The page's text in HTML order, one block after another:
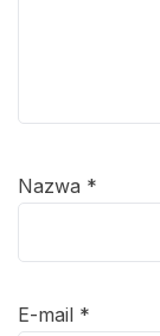
Nazwa *
E-mail *